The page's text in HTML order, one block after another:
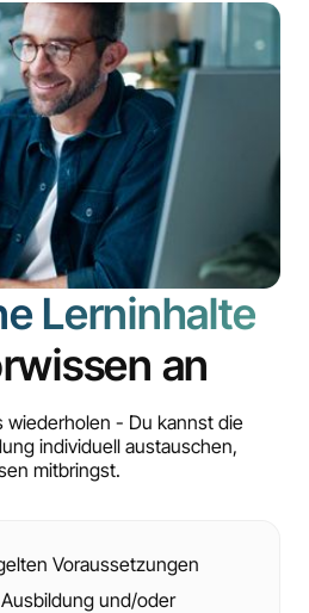
Lerninhalte
an
wiederholen - Du kannst die
individuell austauschen,
mitbringst.
Voraussetzungen
und/oder